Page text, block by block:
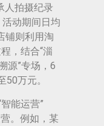
人拍摄纪录
动期间日均
铺则利用淘
，结合“淄
源”专场，6
万元。
能运营”
。例如，某